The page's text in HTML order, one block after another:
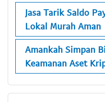
Jasa Tarik Saldo
Lokal Murah Aman
Amankah Simpan
Keamanan Aset